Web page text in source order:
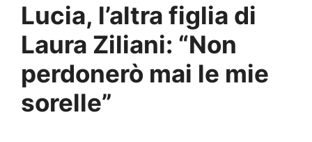
Lucia, l’altra figlia di
Laura Ziliani: “Non
perdonerò mai le mie
sorelle”